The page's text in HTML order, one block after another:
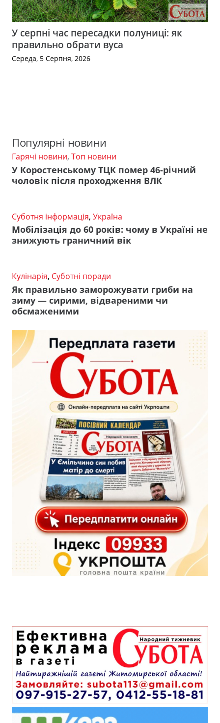
У серпні час пересадки полуниці: як
правильно обрати вуса
Середа, 5 Серпня, 2026
Популярні новини
Гарячі новини, Топ новини
У Коростенському ТЦК помер 46-річний
чоловік після проходження ВЛК
Суботня інформація, Україна
Мобілізація до 60 років: чому в Україні не
знижують граничний вік
Кулінарія, Суботні поради
Як правильно заморожувати гриби на
зиму — сирими, відвареними чи
обсмаженими